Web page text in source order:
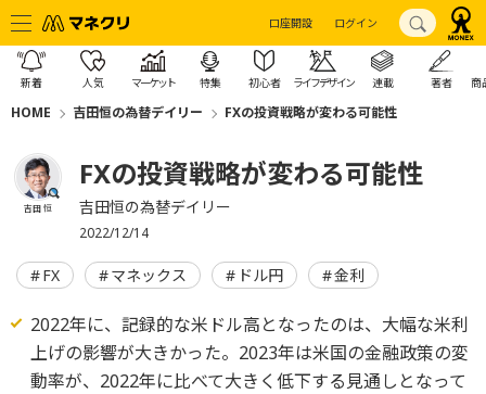
口座開設 ログイン
新着 人気 マーケット 特集 初心者 ライフデザイン 連載 著者 商
HOME 吉田恒の為替デイリー FXの投資戦略が変わる可能性
吉田 恒
FXの投資戦略が変わる可能性
吉田恒の為替デイリー
2022/12/14
FX マネックス ドル円 金利
2022年に、記録的な米ドル高となったのは、大幅な米利
上げの影響が大きかった。2023年は米国の金融政策の変
動率が、2022年に比べて大きく低下する見通しとなって